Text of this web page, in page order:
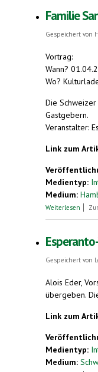
Familie
Gespeichert von
Vortrag:
Wann?
Wo?
Die
Gastgebern.
Veranstalter:
Link zum
Medientyp:
Medium:
Weiterlesen über
Gespeichert von
Alois Eder,
übergeben.
Link zum
Medientyp:
Medium: